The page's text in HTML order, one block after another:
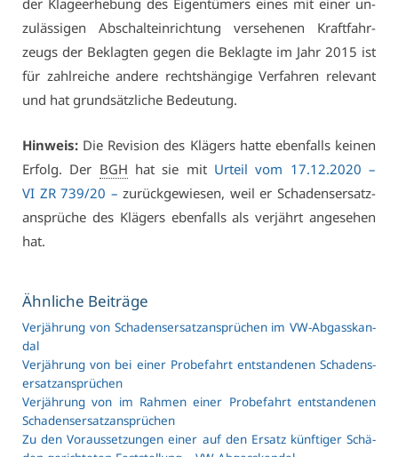
der Kla­ge­er­he­bung des Ei­gen­tü­mers ei­nes mit ei­ner un­
zu­läs­si­gen Ab­schalt­ein­rich­tung ver­se­he­nen Kraft­fahr­
zeugs der Be­klag­ten ge­gen die Be­klag­te im Jahr 2015 ist
für zahl­rei­che an­de­re rechts­hän­gi­ge Ver­fah­ren re­le­vant
und hat grund­sätz­li­che Be­deu­tung.
Hin­weis: Die Re­vi­si­on des Klä­gers hat­te eben­falls kei­nen
Er­folg. Der BGH hat sie mit Ur­teil vom 17.12.2020 –
VI ZR 739/20 – zu­rück­ge­wie­sen, weil er Scha­dens­er­satz­
an­sprü­che des Klä­gers eben­falls als ver­jährt an­ge­se­hen
hat.
Ähn­li­che Bei­trä­ge
Ver­jäh­rung von Scha­dens­er­satz­an­sprü­chen im VW-Ab­gas­skan­
dal
Ver­jäh­rung von bei ei­ner Pro­be­fahrt ent­stan­de­nen Scha­dens­
er­satz­an­sprü­chen
Ver­jäh­rung von im Rah­men ei­ner Pro­be­fahrt ent­stan­de­nen
Scha­dens­er­satz­an­sprü­chen
Zu den Vor­aus­set­zun­gen ei­ner auf den Er­satz künf­ti­ger Schä­